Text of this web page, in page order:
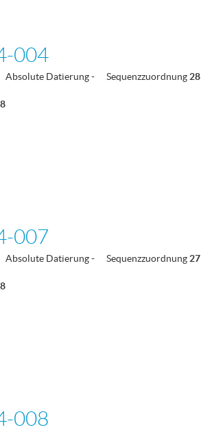
004
Absolute Datierung- Sequenzzuordnung 28
007
Absolute Datierung- Sequenzzuordnung 27
008